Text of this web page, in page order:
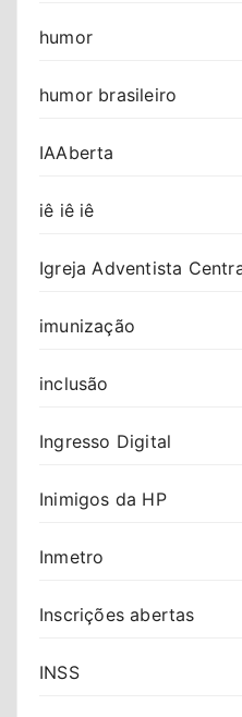
humor
humor brasileiro
IAAberta
iê iê iê
Igreja Adventista
imunização
inclusão
Ingresso Digital
Inimigos da HP
Inmetro
Inscrições abertas
INSS